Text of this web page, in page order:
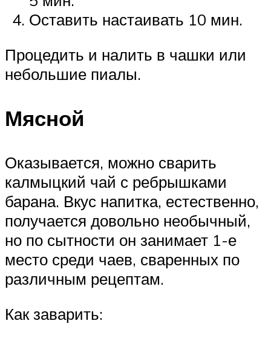
Оставить настаивать 10 мин.
Процедить и налить в чашки или
небольшие пиалы.
Мясной
Оказывается, можно сварить
калмыцкий чай с ребрышками
барана. Вкус напитка, естественно,
получается довольно необычный,
но по сытности он занимает 1-е
место среди чаев, сваренных по
различным рецептам.
Как заварить: